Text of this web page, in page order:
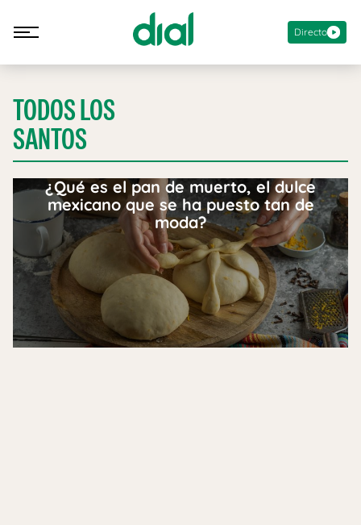
Directo
TODOS LOS
SANTOS
¿Qué es el pan de muerto, el dulce
mexicano que se ha puesto tan de
moda?